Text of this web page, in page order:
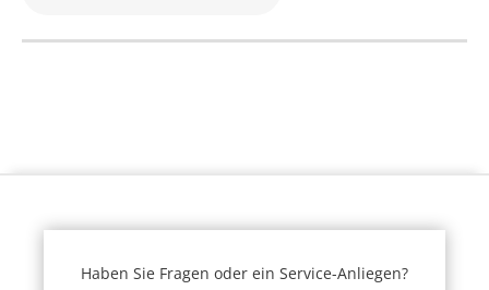
Haben Sie Fragen oder ein Service-Anliegen?